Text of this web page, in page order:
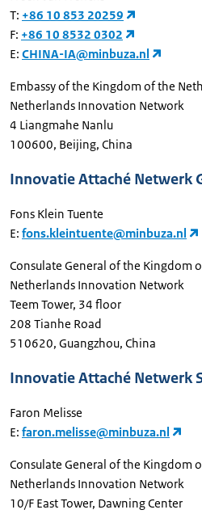
T: +86 10 853 20259
F: +86 10 8532 0302
E: CHINA-IA@minbuza.nl
Embassy of the Kingdom of the
Netherlands Innovation Network
4 Liangmahe Nanlu
100600, Beijing, China
Innovatie Attaché Netwerk
Fons Klein Tuente
E: fons.kleintuente@minbuza.nl
Consulate General of the Kingdom
Netherlands Innovation Network
Teem Tower, 34 floor
208 Tianhe Road
510620, Guangzhou, China
Innovatie Attaché Netwerk
Faron Melisse
E: faron.melisse@minbuza.nl
Consulate General of the Kingdom
Netherlands Innovation Network
10/F East Tower, Dawning Center